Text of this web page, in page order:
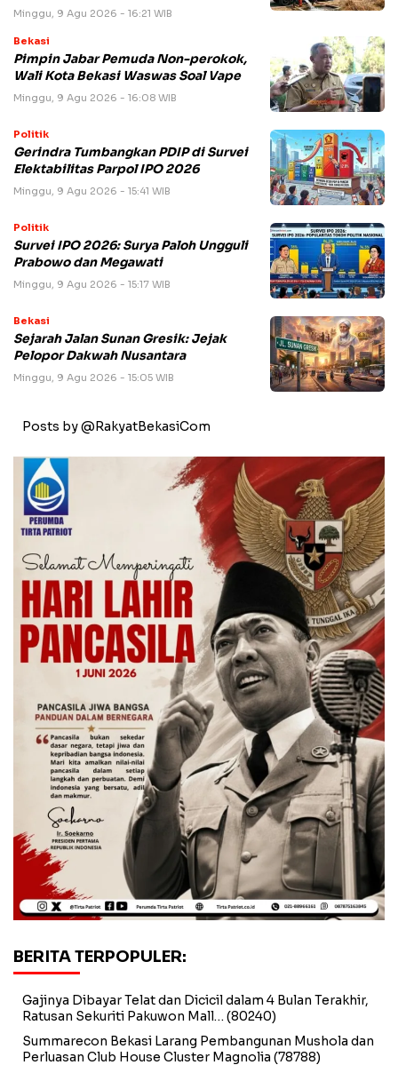
Minggu, 9 Agu 2026 - 16:21 WIB
Bekasi
Pimpin Jabar Pemuda Non-perokok,
Wali Kota Bekasi Waswas Soal Vape
Minggu, 9 Agu 2026 - 16:08 WIB
Politik
Gerindra Tumbangkan PDIP di Survei
Elektabilitas Parpol IPO 2026
Minggu, 9 Agu 2026 - 15:41 WIB
Politik
Survei IPO 2026: Surya Paloh Ungguli
Prabowo dan Megawati
Minggu, 9 Agu 2026 - 15:17 WIB
Bekasi
Sejarah Jalan Sunan Gresik: Jejak
Pelopor Dakwah Nusantara
Minggu, 9 Agu 2026 - 15:05 WIB
Posts by @RakyatBekasiCom
BERITA TERPOPULER:
Gajinya Dibayar Telat dan Dicicil dalam 4 Bulan Terakhir,
Ratusan Sekuriti Pakuwon Mall… (80240)
Summarecon Bekasi Larang Pembangunan Mushola dan
Perluasan Club House Cluster Magnolia (78788)